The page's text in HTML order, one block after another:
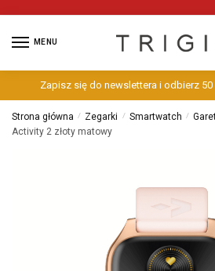
MENU
Zapisz się do newslettera i odbierz 50
Strona główna / Zegarki / Smartwatch /
Activity 2 złoty matowy